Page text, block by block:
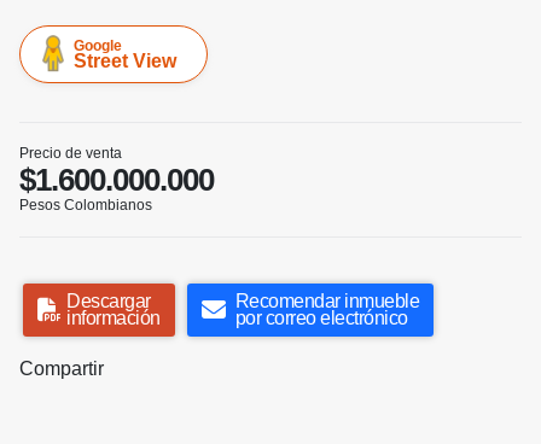
Google
Street View
Precio de venta
$1.600.000.000
Pesos Colombianos
Descargar
información
Recomendar inmueble
por correo electrónico
Compartir